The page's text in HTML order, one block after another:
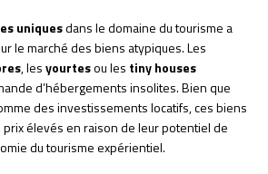
uniquesdans le domaine du tourisme a
le marché des biens atypiques. Les
, lesyourtesou les tiny houses
d’hébergements insolites. Bien que
des investissements locatifs, ces biens
élevés en raison de leur potentiel de
du tourisme expérientiel.